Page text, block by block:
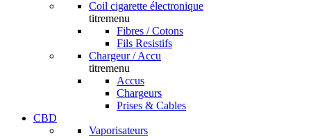
Coil cigarette électronique
titremenu
Fibres / Cotons
Fils Resistifs
Chargeur / Accu
titremenu
Accus
Chargeurs
Prises & Cables
CBD
Vaporisateurs